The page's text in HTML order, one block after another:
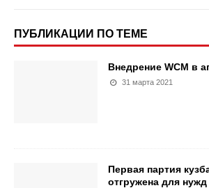
ПУБЛИКАЦИИ ПО ТЕМЕ
Внедрение WCM в
31 марта 2021
Первая партия
отгружена для